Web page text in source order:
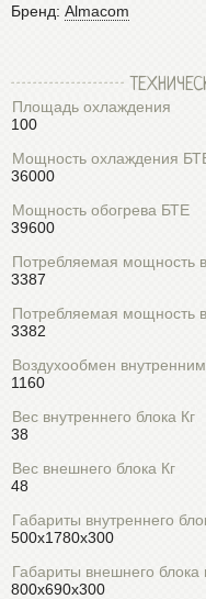
Бренд: Almacom
Площадь охлаждения
100
Мощность охлаждения
36000
Мощность обогрева БТЕ
39600
Потребляемая мощность
3387
Потребляемая мощность
3382
Воздухообмен
1160
Вес внутреннего блока Кг
38
Вес внешнего блока Кг
48
Габариты внутреннего
500х1780х300
Габариты внешнего блока
800х690х300